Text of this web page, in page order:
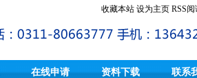
收藏本站 设为主页 RSS阅
在线申请 资料下载 联系